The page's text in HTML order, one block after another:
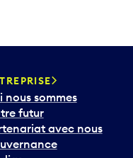
nous sommes
futur
avec nous